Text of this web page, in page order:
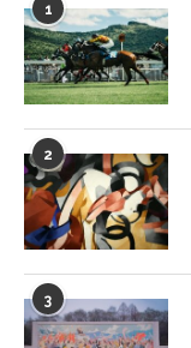
1
2
3